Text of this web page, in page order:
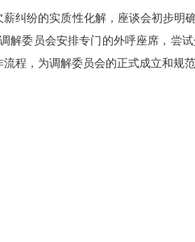
纷的实质性化解，座谈会初步明确
解委员会安排专门的外呼座席，尝
程，为调解委员会的正式成立和规